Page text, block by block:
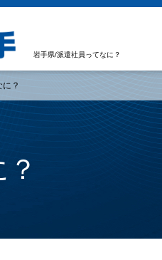
岩手県/派遣社員ってなに？
？